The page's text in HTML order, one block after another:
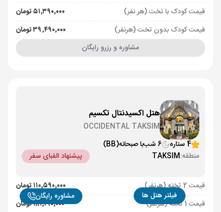
فیلتر هتل ها
قیمت کودک با تخت (هر نفر)
۵۱٬۳۹۰٬۰۰۰ تومان
قیمت کودک بدون تخت (هرنفر)
۳۹٬۴۹۰٬۰۰۰ تومان
مشاوره و رزرو رایگان
هتل اکسیدنتال تکسیم
OCCIDENTAL TAKSIM
4 ستاره
6 شب با صبحانه(BB)
منطقه:TAKSIM پیشنهاد الفبای سفر
قیمت 2 تخته (هرنفر)
۱۱۰٬۵۹۰٬۰۰۰ تومان
قیمت 1 تخته (هرنفر)
۱۸۱٬۱۹۰٬۰۰۰ تومان
مشاوره رایگان